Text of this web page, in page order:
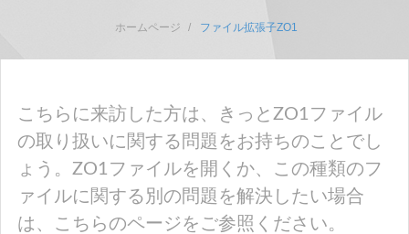
ホームページ ファイル拡張子ZO1
こちらに来訪した方は、きっとZO1ファイル
の取り扱いに関する問題をお持ちのことでし
ょう。ZO1ファイルを開くか、この種類のフ
ァイルに関する別の問題を解決したい場合
は、こちらのページをご参照ください。